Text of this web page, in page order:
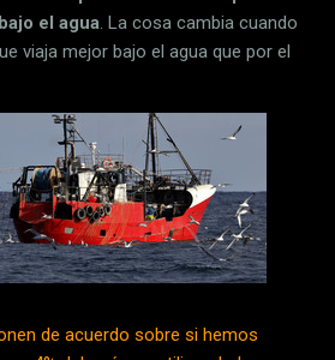
el agua. La cosa cambia cuando
viaja mejor bajo el agua que por el
de acuerdo sobre si hemos